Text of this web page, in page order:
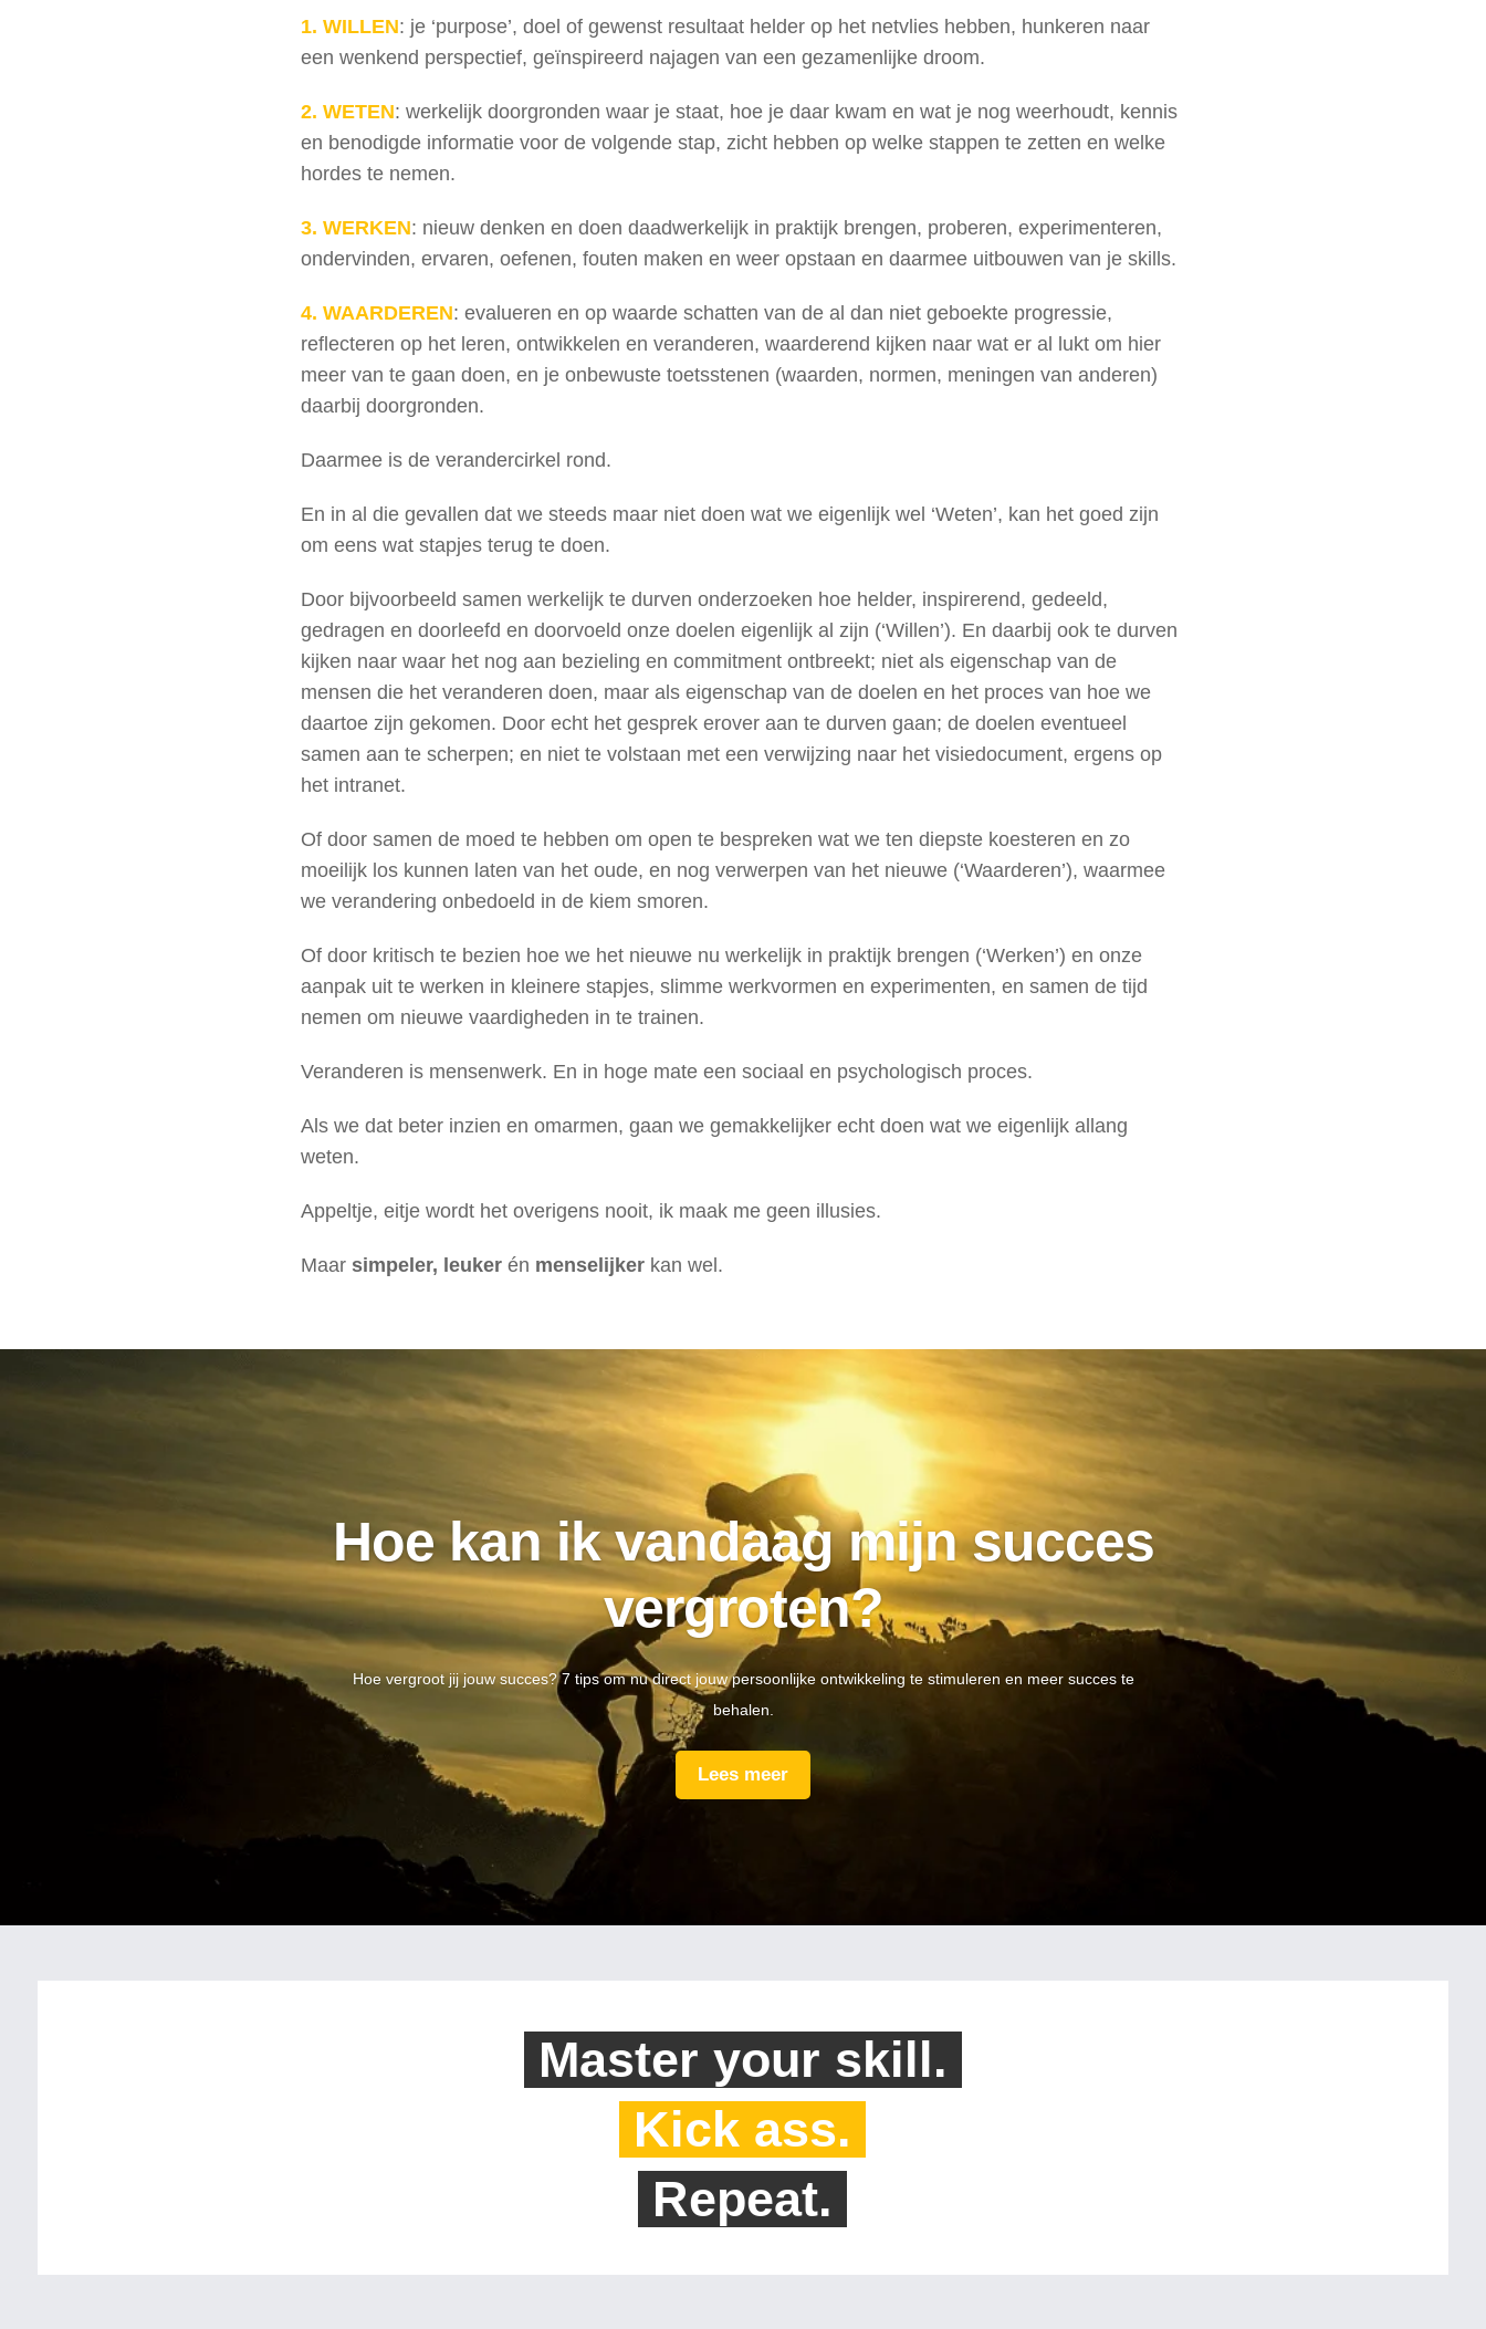
1. WILLEN: je ‘purpose’, doel of gewenst resultaat helder op het netvlies hebben, hunkeren naar
een wenkend perspectief, geïnspireerd najagen van een gezamenlijke droom.
2. WETEN: werkelijk doorgronden waar je staat, hoe je daar kwam en wat je nog weerhoudt, kennis
en benodigde informatie voor de volgende stap, zicht hebben op welke stappen te zetten en welke
hordes te nemen.
3. WERKEN: nieuw denken en doen daadwerkelijk in praktijk brengen, proberen, experimenteren,
ondervinden, ervaren, oefenen, fouten maken en weer opstaan en daarmee uitbouwen van je skills.
4. WAARDEREN: evalueren en op waarde schatten van de al dan niet geboekte progressie,
reflecteren op het leren, ontwikkelen en veranderen, waarderend kijken naar wat er al lukt om hier
meer van te gaan doen, en je onbewuste toetsstenen (waarden, normen, meningen van anderen)
daarbij doorgronden.
Daarmee is de verandercirkel rond.
En in al die gevallen dat we steeds maar niet doen wat we eigenlijk wel ‘Weten’, kan het goed zijn
om eens wat stapjes terug te doen.
Door bijvoorbeeld samen werkelijk te durven onderzoeken hoe helder, inspirerend, gedeeld,
gedragen en doorleefd en doorvoeld onze doelen eigenlijk al zijn (‘Willen’). En daarbij ook te durven
kijken naar waar het nog aan bezieling en commitment ontbreekt; niet als eigenschap van de
mensen die het veranderen doen, maar als eigenschap van de doelen en het proces van hoe we
daartoe zijn gekomen. Door echt het gesprek erover aan te durven gaan; de doelen eventueel
samen aan te scherpen; en niet te volstaan met een verwijzing naar het visiedocument, ergens op
het intranet.
Of door samen de moed te hebben om open te bespreken wat we ten diepste koesteren en zo
moeilijk los kunnen laten van het oude, en nog verwerpen van het nieuwe (‘Waarderen’), waarmee
we verandering onbedoeld in de kiem smoren.
Of door kritisch te bezien hoe we het nieuwe nu werkelijk in praktijk brengen (‘Werken’) en onze
aanpak uit te werken in kleinere stapjes, slimme werkvormen en experimenten, en samen de tijd
nemen om nieuwe vaardigheden in te trainen.
Veranderen is mensenwerk. En in hoge mate een sociaal en psychologisch proces.
Als we dat beter inzien en omarmen, gaan we gemakkelijker echt doen wat we eigenlijk allang
weten.
Appeltje, eitje wordt het overigens nooit, ik maak me geen illusies.
Maar simpeler, leuker én menselijker kan wel.
Hoe kan ik vandaag mijn succes
vergroten?
Hoe vergroot jij jouw succes? 7 tips om nu direct jouw persoonlijke ontwikkeling te stimuleren en meer succes te
behalen.
Lees meer
Master your skill.
Kick ass.
Repeat.